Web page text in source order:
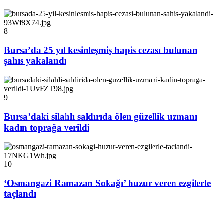
8
Bursa’da 25 yıl kesinleşmiş hapis cezası bulunan
şahıs yakalandı
9
Bursa’daki silahlı saldırıda ölen güzellik uzmanı
kadın toprağa verildi
10
‘Osmangazi Ramazan Sokağı’ huzur veren ezgilerle
taçlandı